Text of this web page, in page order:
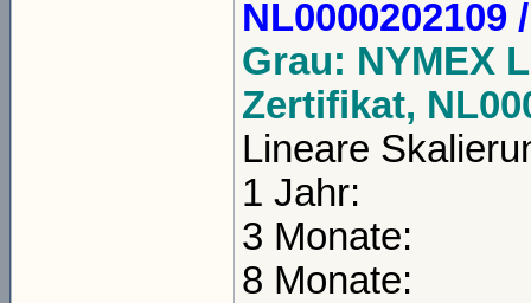
NL0000202109
Grau: NYMEX
Zertifikat,
Lineare
1 Jahr:
3 Monate:
8 Monate: